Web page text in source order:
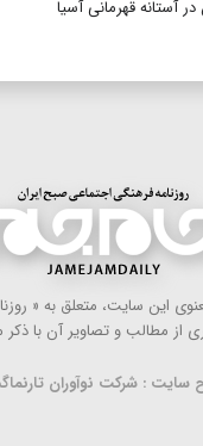
آستانه قهرمانی آسیا
این سایت، متعلق به «
از مطالب و تصاویر آن با
سایت : شرکت نوآوران